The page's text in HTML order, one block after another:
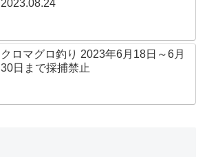
2023.08.24
クロマグロ釣り 2023年6月18日～6月
30日まで採捕禁止